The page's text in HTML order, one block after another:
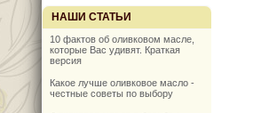
НАШИ СТАТЬИ
10 фактов об оливковом масле,
которые Вас удивят. Краткая
версия
Какое лучше оливковое масло -
честные советы по выбору